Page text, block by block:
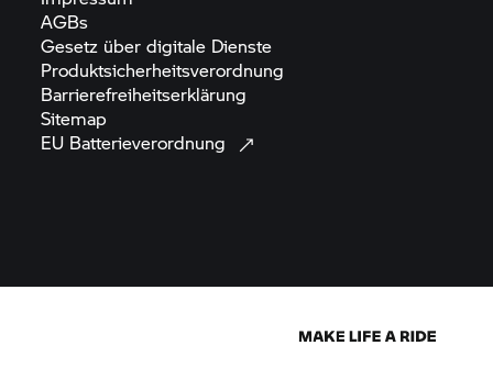
AGBs
Gesetz über digitale Dienste
Produktsicherheitsverordnung
Barrierefreiheitserklärung
Sitemap
EU Batterieverordnung